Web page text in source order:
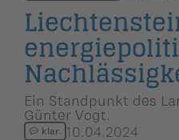
Ein Standpunkt des
Günter Vogt.
klar. 10.04.2024